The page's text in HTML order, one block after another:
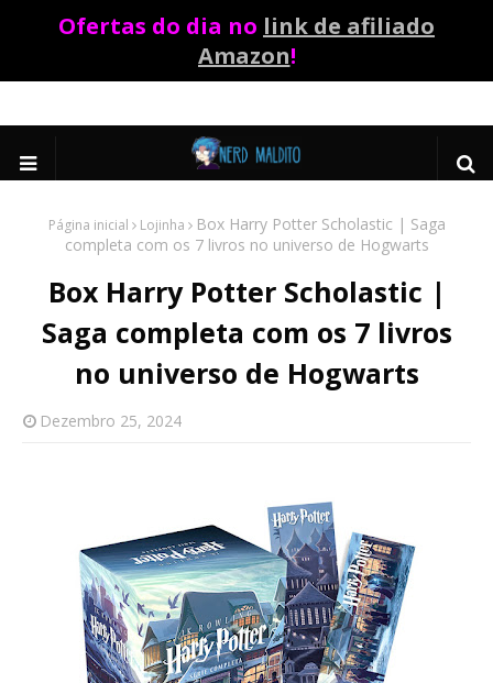
Ofertas do dia no link de afiliado
Amazon!
Página inicial Lojinha
Box Harry Potter Scholastic | Saga
completa com os 7 livros no universo de Hogwarts
Box Harry Potter Scholastic |
Saga completa com os 7 livros
no universo de Hogwarts
Dezembro 25, 2024